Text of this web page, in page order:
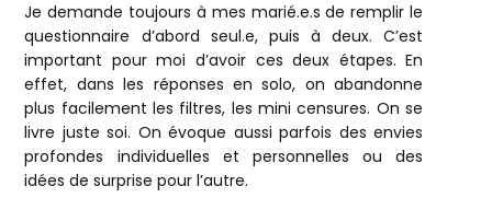
Je demande toujours à mes marié.e.s de remplir le
questionnaire d’abord seul.e, puis à deux. C’est
important pour moi d’avoir ces deux étapes. En
effet, dans les réponses en solo, on abandonne
plus facilement les filtres, les mini censures. On se
livre juste soi. On évoque aussi parfois des envies
profondes individuelles et personnelles ou des
idées de surprise pour l’autre.